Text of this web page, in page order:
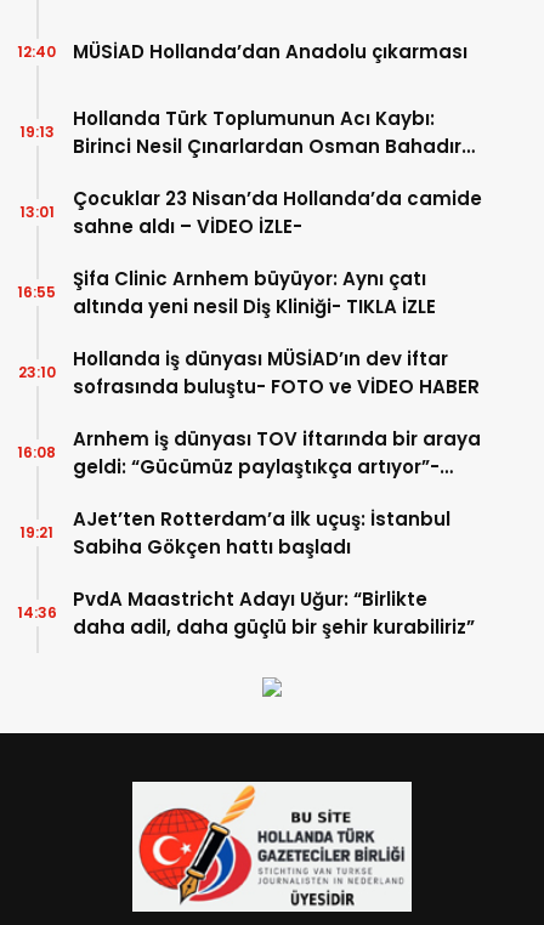
MÜSİAD Hollanda’dan Anadolu çıkarması
12:40
Hollanda Türk Toplumunun Acı Kaybı:
Birinci Nesil Çınarlardan Osman Bahadır
19:13
Çocuklar 23 Nisan’da Hollanda’da camide
sahne aldı – VİDEO İZLE-
13:01
Şifa Clinic Arnhem büyüyor: Aynı çatı
altında yeni nesil Diş Kliniği- TIKLA İZLE
16:55
Hollanda iş dünyası MÜSİAD’ın dev iftar
sofrasında buluştu- FOTO ve VİDEO HABER
23:10
Arnhem iş dünyası TOV iftarında bir araya
geldi: “Gücümüz paylaştıkça artıyor”-
16:08
AJet’ten Rotterdam’a ilk uçuş: İstanbul
Sabiha Gökçen hattı başladı
19:21
PvdA Maastricht Adayı Uğur: “Birlikte
daha adil, daha güçlü bir şehir kurabiliriz”
14:36